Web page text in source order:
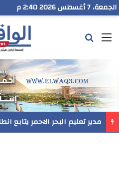
الجمعة، 7 أغسطس 2026 2:40 م
القائمة